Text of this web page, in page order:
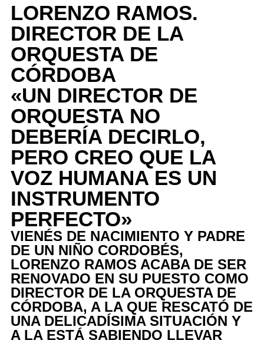
LORENZO RAMOS.
DIRECTOR DE LA
ORQUESTA DE
CÓRDOBA
«UN DIRECTOR DE
ORQUESTA NO
DEBERÍA DECIRLO,
PERO CREO QUE LA
VOZ HUMANA ES UN
INSTRUMENTO
PERFECTO»
VIENÉS DE NACIMIENTO Y PADRE
DE UN NIÑO CORDOBÉS,
LORENZO RAMOS ACABA DE SER
RENOVADO EN SU PUESTO COMO
DIRECTOR DE LA ORQUESTA DE
CÓRDOBA, A LA QUE RESCATÓ DE
UNA DELICADÍSIMA SITUACIÓN Y
A LA ESTÁ SABIENDO LLEVAR